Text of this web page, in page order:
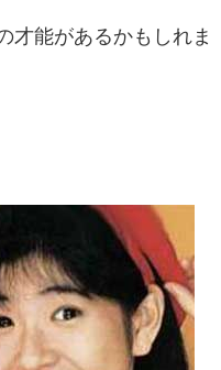
才能があるかもしれま